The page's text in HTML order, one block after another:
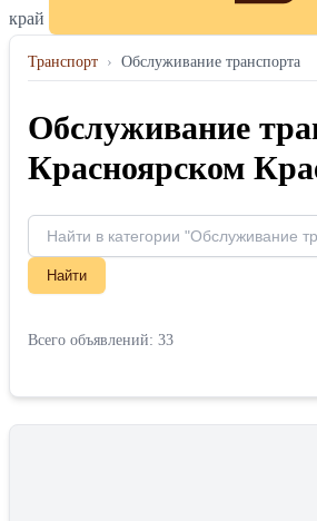
край
Транспорт › Обслуживание транспорта
Обслуживание
Красноярском
Найти
Всего объявлений: 33